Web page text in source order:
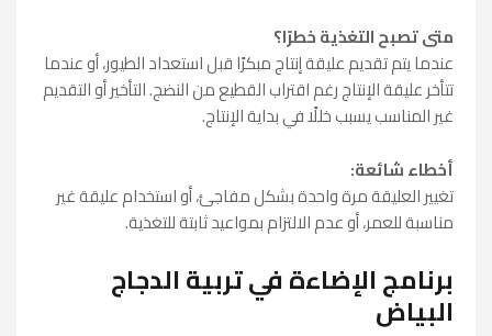
متى تصبح التغذية خطرًا؟
عندما يتم تقديم عليقة إنتاج مبكرًا قبل استعداد الطيور، أو عندما
تتأخر عليقة الإنتاج رغم اقتراب القطيع من النضج. التأخير أو التقديم
غير المناسب يسبب خللًا في بداية الإنتاج.
أخطاء شائعة:
تغيير العليقة مرة واحدة بشكل مفاجئ، أو استخدام عليقة غير
مناسبة للعمر، أو عدم الالتزام بمواعيد ثابتة للتغذية.
برنامج الإضاءة في تربية الدجاج
البياض